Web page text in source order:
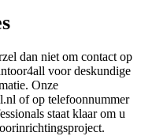
dan niet om contact op
voor deskundige
Onze
of op telefoonnummer
staat klaar om u